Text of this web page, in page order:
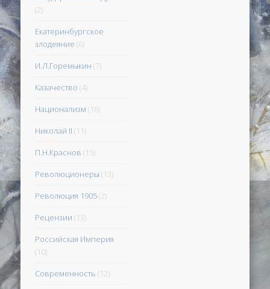
(2)
Екатеринбургское
злодеяние (6)
И.Л.Горемыкин (7)
Казачество (4)
Национализм (16)
Николай II (11)
П.Н.Краснов (15)
Революционеры (13)
Революция 1905(2)
Рецензии (13)
Российская Империя
(10)
Современность (12)